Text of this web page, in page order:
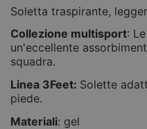
Soletta traspirante,
Collezione multisport:
un'eccellente
squadra.
Linea 3Feet: Solette
piede.
Materiali: gel